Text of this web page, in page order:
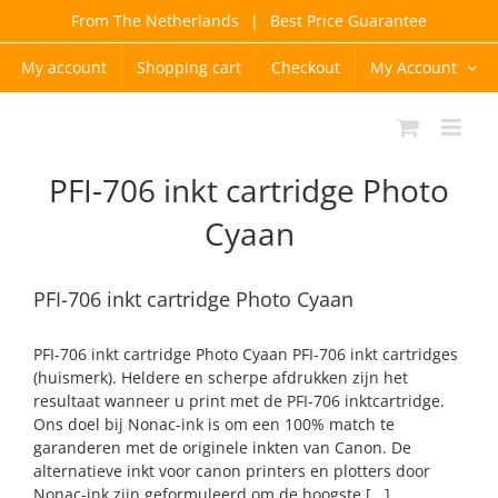
content
From The Netherlands | Best Price Guarantee
My account Shopping cart Checkout My Account
PFI-706 inkt cartridge Photo
Cyaan
PFI-706 inkt cartridge Photo Cyaan
PFI-706 inkt cartridge Photo Cyaan PFI-706 inkt cartridges
(huismerk). Heldere en scherpe afdrukken zijn het
resultaat wanneer u print met de PFI-706 inktcartridge.
Ons doel bij Nonac-ink is om een 100% match te
garanderen met de originele inkten van Canon. De
alternatieve inkt voor canon printers en plotters door